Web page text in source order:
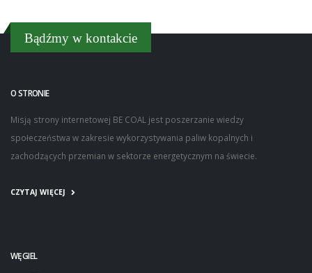
Bądźmy w kontakcie
O STRONIE
Misją strony internetowej BE COAL jest poszerzanie wiedzy
społeczeństwa w zakresie wykorzystywania paliw kopalnych i
zachodzących przemian w sektorze energetycznym na świecie.
CZYTAJ WIĘCEJ
WĘGIEL